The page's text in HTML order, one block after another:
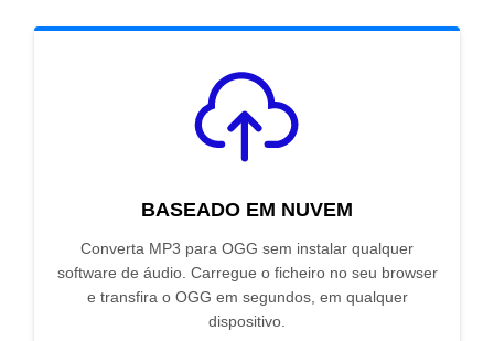
BASEADO EM NUVEM
Converta MP3 para OGG sem instalar qualquer
software de áudio. Carregue o ficheiro no seu browser
e transfira o OGG em segundos, em qualquer
dispositivo.